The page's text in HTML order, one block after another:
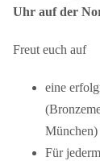
Uhr auf der
Freut euch auf
eine
München)
Für